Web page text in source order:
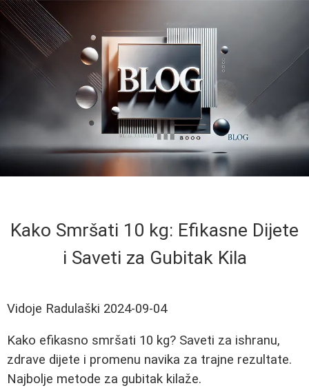
Kako Smršati 10 kg: Efikasne Dijete
i Saveti za Gubitak Kila
Vidoje Radulaški 2024-09-04
Kako efikasno smršati 10 kg? Saveti za ishranu,
zdrave dijete i promenu navika za trajne rezultate.
Najbolje metode za gubitak kilaže.